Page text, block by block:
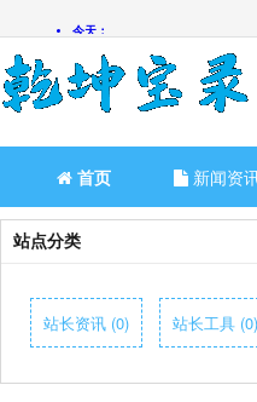
首页 新闻资
站点分类
站长资讯 (0) 站长工具 (0)